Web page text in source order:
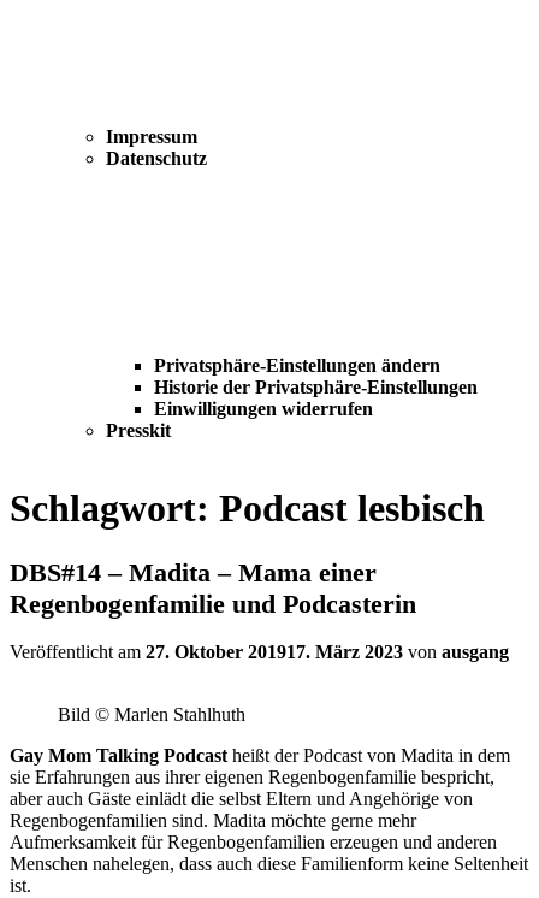
Impressum
Datenschutz
Privatsphäre-Einstellungen ändern
Historie der Privatsphäre-Einstellungen
Einwilligungen widerrufen
Presskit
Schlagwort: Podcast lesbisch
DBS#14 – Madita – Mama einer
Regenbogenfamilie und Podcasterin
Veröffentlicht am 27. Oktober 201917. März 2023 von ausgang
Bild © Marlen Stahlhuth
Gay Mom Talking Podcastheißt der Podcast von Madita in dem
sie Erfahrungen aus ihrer eigenen Regenbogenfamilie bespricht,
aber auch Gäste einlädt die selbst Eltern und Angehörige von
Regenbogenfamilien sind. Madita möchte gerne mehr
Aufmerksamkeit für Regenbogenfamilien erzeugen und anderen
Menschen nahelegen, dass auch diese Familienform keine Seltenheit
ist.